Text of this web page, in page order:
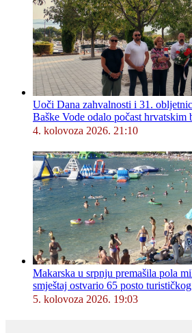
Uoči Dana zahvalnosti i 31.
Baške Vode odalo počast hrvatskim
4. kolovoza 2026. 21:10
Makarska u srpnju premašila pola
smještaj ostvario 65 posto
5. kolovoza 2026. 19:03